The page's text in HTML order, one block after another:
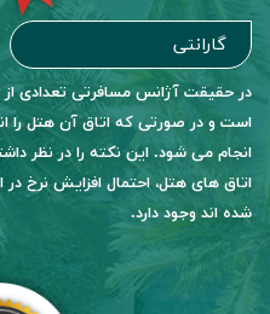
گارانتی
در حقیقت آژانس مسافرتی تعدادی
است و در صورتی که اتاق آن هتل را
انجام می شود. این نکته را در نظر
اتاق های هتل، احتمال افزایش نرخ
شده اند وجود دارد.